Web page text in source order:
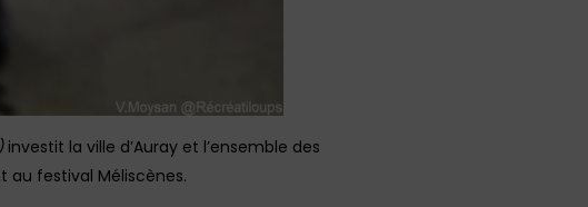
investit la ville d’Auray et l’ensemble des
au festival Méliscènes.